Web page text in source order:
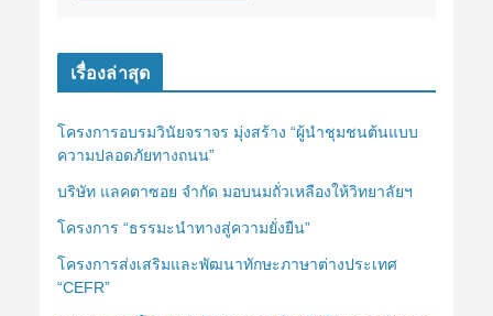
เรื่องล่าสุด
โครงการอบรมวินัยจราจร มุ่งสร้าง “ผู้นำชุมชนต้นแบบ
ความปลอดภัยทางถนน”
บริษัท แลคตาซอย จำกัด มอบนมถั่วเหลืองให้วิทยาลัยฯ
โครงการ “ธรรมะนำทางสู่ความยั่งยืน”
โครงการส่งเสริมและพัฒนาทักษะภาษาต่างประเทศ
“CEFR”